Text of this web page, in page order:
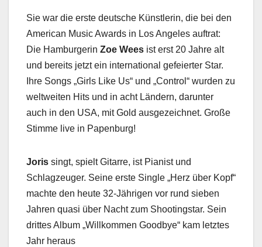
Sie war die erste deutsche Künstlerin, die bei den
American Music Awards in Los Angeles auftrat:
Die Hamburgerin Zoe Wees ist erst 20 Jahre alt
und bereits jetzt ein international gefeierter Star.
Ihre Songs „Girls Like Us“ und „Control“ wurden zu
weltweiten Hits und in acht Ländern, darunter
auch in den USA, mit Gold ausgezeichnet. Große
Stimme live in Papenburg!
Joris singt, spielt Gitarre, ist Pianist und
Schlagzeuger. Seine erste Single „Herz über Kopf“
machte den heute 32-Jährigen vor rund sieben
Jahren quasi über Nacht zum Shootingstar. Sein
drittes Album „Willkommen Goodbye“ kam letztes
Jahr heraus